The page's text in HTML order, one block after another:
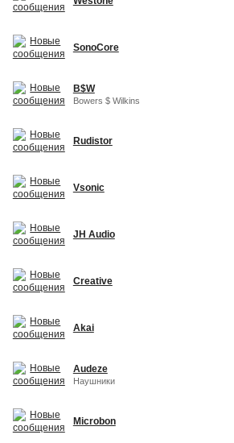
SonoCore
B$W
Bowers $ Wilkins
Rudistor
Vsonic
JH Audio
Creative
Akai
Audeze
Наушники
Microbon